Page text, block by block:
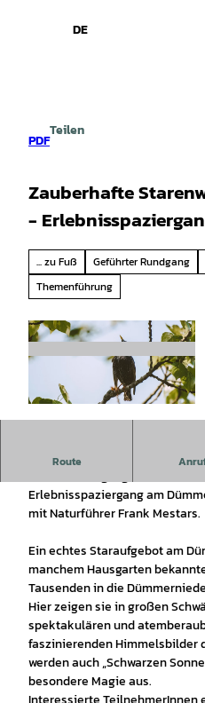
Gebärdensprache
DE
PDF
Teilen
Zauberhafte
-
... zu Fuß Geführter Rundgang
Themenführung
Route
Naturparkführung zur
Erlebnisspaziergang am
mit Naturführer Frank Mestars.
Ein echtes Staraufgebot am
manchem Hausgarten
Tausenden in die
Hier zeigen sie in großen
spektakulären und
faszinierenden Himmelsbilder
werden auch „Schwarzen
besondere Magie aus.